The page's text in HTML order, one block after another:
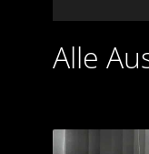
Alle